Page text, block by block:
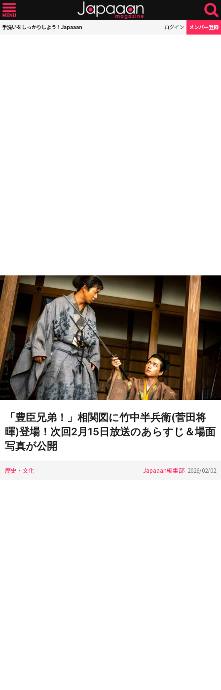
手洗いをしっかりしよう！Japaaan ログイン メンバー登録
「豊臣兄弟！」相関図に竹中半兵衛(菅田将
暉)登場！次回2月15日放送のあらすじ＆場面
写真が公開
歴史・文化 Japaaan編集部 2026/02/02